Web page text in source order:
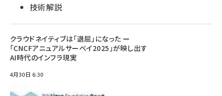
技術解説
クラウドネイティブは「退屈」になった ー
「CNCFアニュアルサーベイ2025」が映し出す
AI時代のインフラ現実
4月30日 6:30